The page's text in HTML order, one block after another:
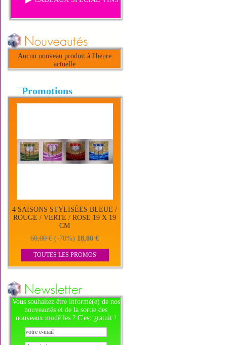
Aucun nouveau produit à l'heure
actuelle
Promotions
4 SAISONS STYLISÉES BLEUE /
ROUGE / VERTE / ROSE 19 X 19
CM
60,00 € (-70%) 18,00 €
TOUTES LES PROMOS
Vous souhaitez être informé(e) de nos
nouveautés et de la sortie des
nouveaux modè les ? C'est gratuit !